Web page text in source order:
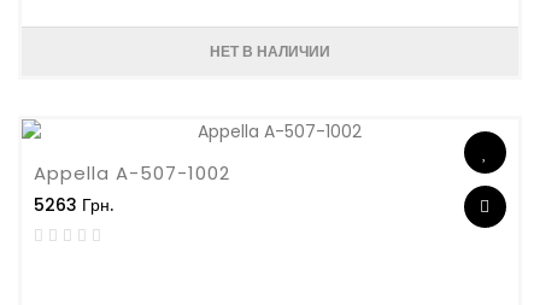
НЕТ В НАЛИЧИИ
Appella A-507-1002
5263 Грн.